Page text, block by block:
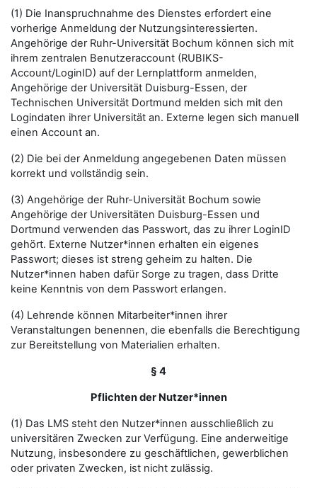
(1) Die Inanspruchnahme des Dienstes erfordert eine
vorherige Anmeldung der Nutzungsinteressierten.
Angehörige der Ruhr-Universität Bochum können sich mit
ihrem zentralen Benutzeraccount (RUBIKS-
Account/LoginID) auf der Lernplattform anmelden,
Angehörige der Universität Duisburg-Essen, der
Technischen Universität Dortmund melden sich mit den
Logindaten ihrer Universität an. Externe legen sich manuell
einen Account an.
(2) Die bei der Anmeldung angegebenen Daten müssen
korrekt und vollständig sein.
(3) Angehörige der Ruhr-Universität Bochum sowie
Angehörige der Universitäten Duisburg-Essen und
Dortmund verwenden das Passwort, das zu ihrer LoginID
gehört. Externe Nutzer*innen erhalten ein eigenes
Passwort; dieses ist streng geheim zu halten. Die
Nutzer*innen haben dafür Sorge zu tragen, dass Dritte
keine Kenntnis von dem Passwort erlangen.
(4) Lehrende können Mitarbeiter*innen ihrer
Veranstaltungen benennen, die ebenfalls die Berechtigung
zur Bereitstellung von Materialien erhalten.
§ 4
Pflichten der Nutzer*innen
(1) Das LMS steht den Nutzer*innen ausschließlich zu
universitären Zwecken zur Verfügung. Eine anderweitige
Nutzung, insbesondere zu geschäftlichen, gewerblichen
oder privaten Zwecken, ist nicht zulässig.